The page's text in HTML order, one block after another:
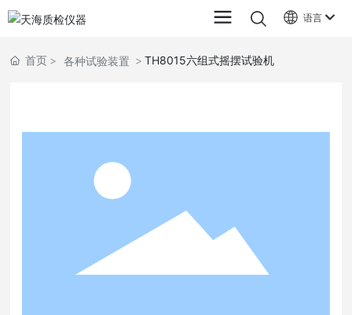
语言
首页 各种试验装置 TH8015六组式摇摆试验机